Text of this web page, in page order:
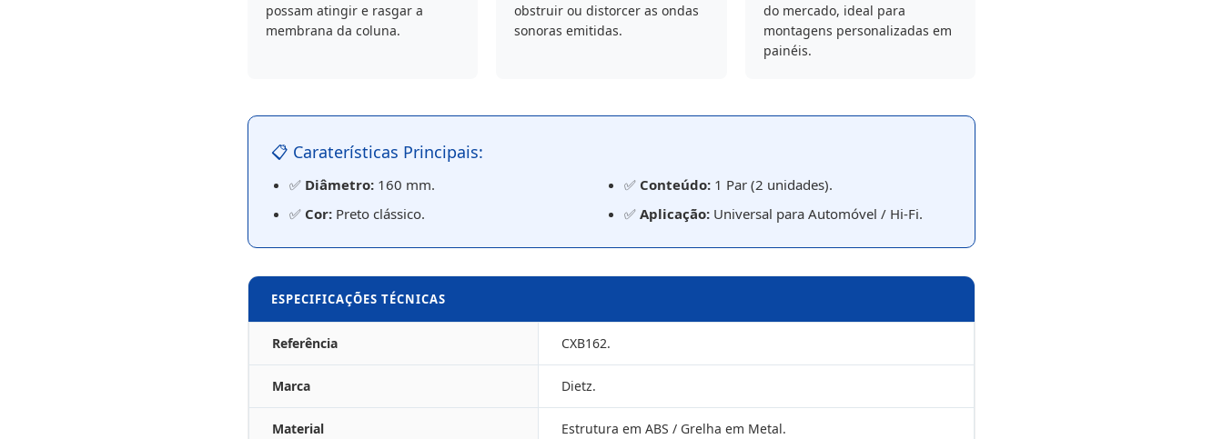
possam atingir e rasgar a
membrana da coluna.
obstruir ou distorcer as ondas
sonoras emitidas.
do mercado, ideal para
montagens personalizadas em
painéis.
📋 Caraterísticas Principais:
✅ Diâmetro: 160 mm. ✅ Conteúdo: 1 Par (2 unidades).
✅ Cor: Preto clássico. ✅ Aplicação: Universal para Automóvel / Hi-Fi.
ESPECIFICAÇÕES TÉCNICAS
Referência CXB162.
Marca Dietz.
Material Estrutura em ABS / Grelha em Metal.